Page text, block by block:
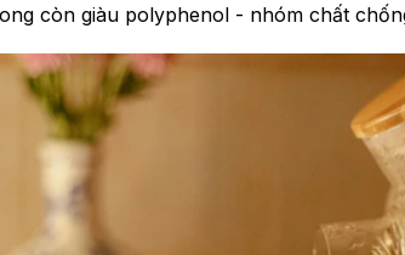
còn giàu polyphenol - nhóm chất